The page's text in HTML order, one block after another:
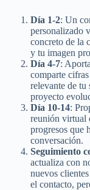
Día 1-2: Un
personalizado
concreto de la
y tu imagen
Día 4-7:
comparte
relevante de tu
proyecto
Día 10-14:
reunión virtual
progresos que
conversación.
Seguimiento
actualiza con
nuevos
el contacto,